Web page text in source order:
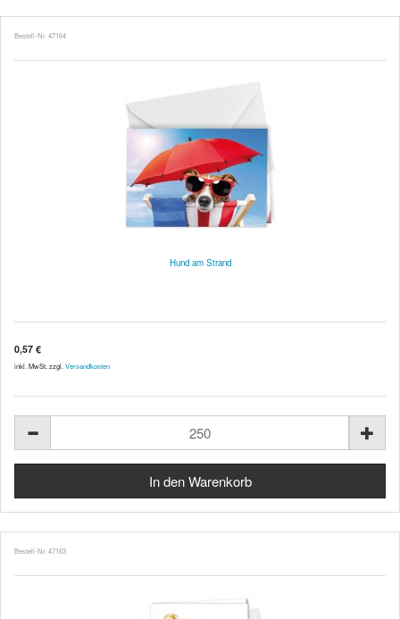
Bestell-Nr. 47164
Hund am Strand
0,57 €
inkl. MwSt. zzgl. Versandkosten
Bestell-Nr. 47163